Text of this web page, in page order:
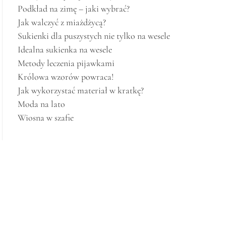
Podkład na zimę – jaki wybrać?
Jak walczyć z miażdżycą?
Sukienki dla puszystych nie tylko na wesele
Idealna sukienka na wesele
Metody leczenia pijawkami
Królowa wzorów powraca!
Jak wykorzystać materiał w kratkę?
Moda na lato
Wiosna w szafie